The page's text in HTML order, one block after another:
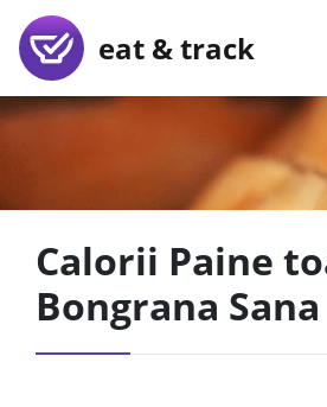
eat & track
Calorii Paine
Bongrana Sana